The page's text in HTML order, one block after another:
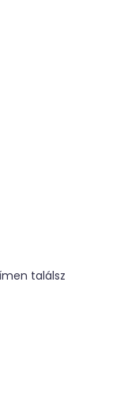
találsz